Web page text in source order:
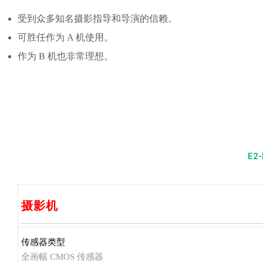
受到众多知名摄影指导和导演的信赖。
可胜任作为 A 机使用。
作为 B 机也非常理想。
摄影机
传感器类型
全画幅 CMOS 传感器